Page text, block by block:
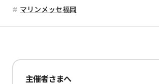
マリンメッセ福岡
主催者さまへ